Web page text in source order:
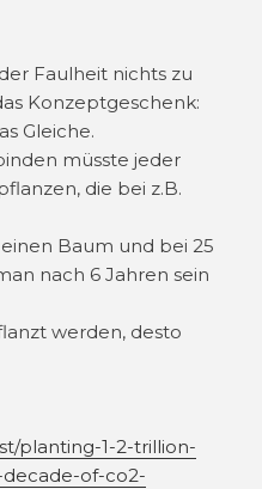
Faulheit nichts zu
Konzeptgeschenk:
Gleiche.
müsste jeder
die bei z.B.
Baum und bei 25
nach 6 Jahren sein
werden, desto
planting-1-2-trillion-
of-co2-